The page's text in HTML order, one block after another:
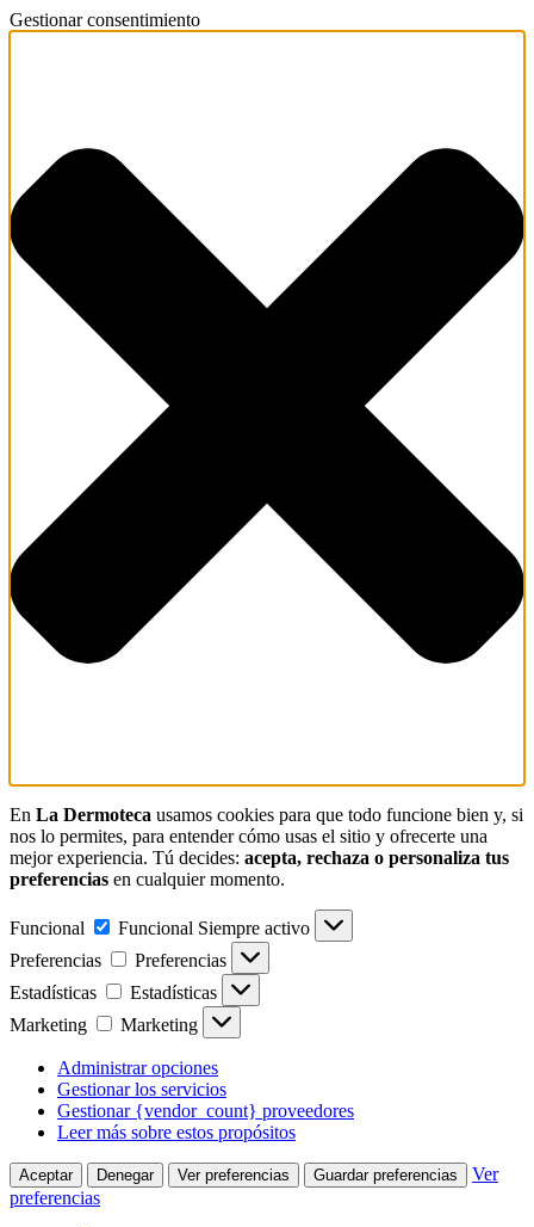
Gestionar consentimiento
En La Dermoteca usamos cookies para que todo funcione bien y, si
nos lo permites, para entender cómo usas el sitio y ofrecerte una
mejor experiencia. Tú decides: acepta, rechaza o personaliza tus
preferencias en cualquier momento.
Funcional Funcional Siempre activo
Preferencias
Preferencias
Estadísticas
Estadísticas
Marketing
Marketing
Administrar opciones
Gestionar los servicios
Gestionar {vendor_count} proveedores
Leer más sobre estos propósitos
Aceptar Denegar Ver preferencias Guardar preferencias
Ver
preferencias